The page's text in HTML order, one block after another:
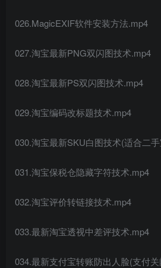
026.MagicEXIF软件安装方法.mp4
027.淘宝最新PNG双闪图技术.mp4
028.淘宝最新PS双闪图技术.mp4
029.淘宝编码改标题技术.mp4
030.淘宝最新SKU白图技术(适合二
031.淘宝保税仓隐藏字符技术.mp4
032.淘宝评价转链接技术.mp4
033.最新淘宝透视中差评技术.mp4
034.最新支付宝转账防出人脸(支付